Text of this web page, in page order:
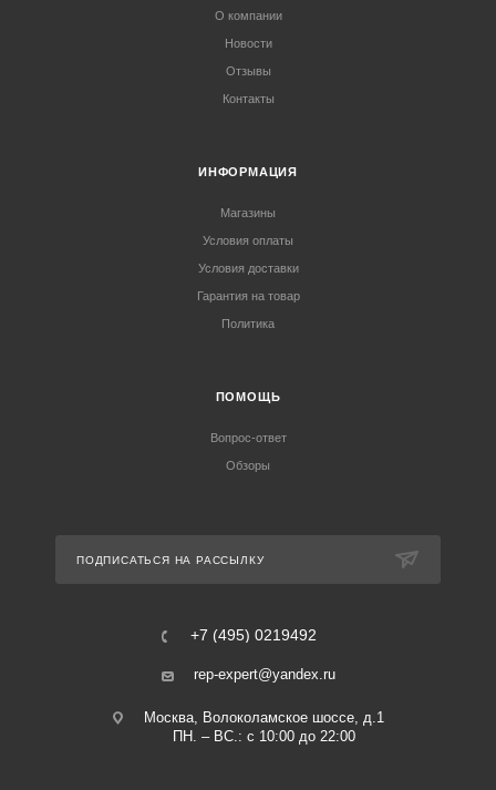
О компании
Новости
Отзывы
Контакты
ИНФОРМАЦИЯ
Магазины
Условия оплаты
Условия доставки
Гарантия на товар
Политика
ПОМОЩЬ
Вопрос-ответ
Обзоры
ПОДПИСАТЬСЯ НА РАССЫЛКУ
+7 (495) 0219492
rep-expert@yandex.ru
Москва, Волоколамское шоссе, д.1
ПН. – ВС.: с 10:00 до 22:00